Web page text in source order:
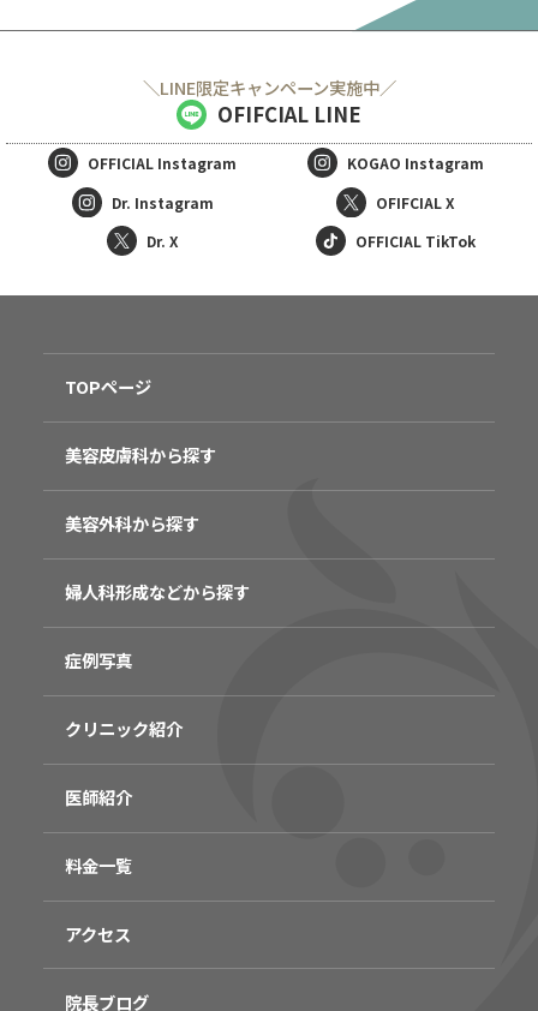
＼LINE限定キャンペーン実施中／
OFIFCIAL LINE
OFFICIAL Instagram KOGAO Instagram
Dr. Instagram
OFIFCIAL X
Dr. X
OFFICIAL TikTok
TOPページ
美容皮膚科から探す
美容外科から探す
婦人科形成などから探す
症例写真
クリニック紹介
医師紹介
料金一覧
アクセス
院長ブログ